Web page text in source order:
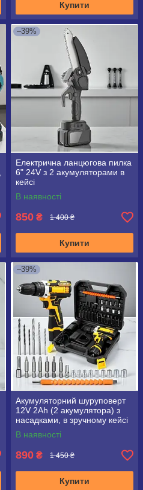
Купити
–39%
Електрична ланцюгова пилка
6" 24V з 2 акумуляторами в
кейсі
В наявності
850 ₴ 1 400 ₴
Купити
–39%
Акумуляторний шуруповерт
12V 2Ah (2 акумулятора) з
насадками, в зручному кейсі
В наявності
890 ₴ 1 450 ₴
Купити